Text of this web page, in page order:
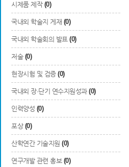
시제품 제작 (0)
국내외 학술지 게재 (0)
국내외 학술회의 발표 (0)
저술 (0)
현장시험 및 검증 (0)
국내외 장·단기 연수지원성과 (0)
인력양성 (0)
포상 (0)
산학연간 기술지원 (0)
연구개발 관련 홍보 (0)